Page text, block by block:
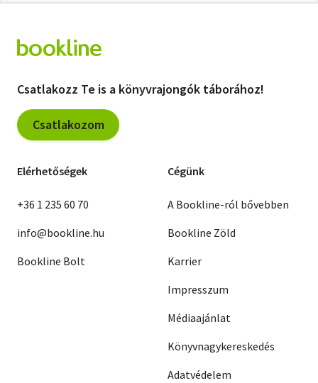
Csatlakozz Te is a könyvrajongók táborához!
Csatlakozom
Elérhetőségek
+36 1 235 60 70
info@bookline.hu
Bookline Bolt
Cégünk
A Bookline-ról bővebben
Bookline Zöld
Karrier
Impresszum
Médiaajánlat
Könyvnagykereskedés
Adatvédelem